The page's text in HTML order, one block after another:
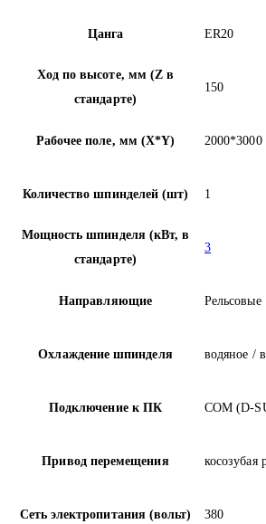
Цанга ER20
Ход по высоте, мм (Z в
стандарте)
150
Рабочее поле, мм (X*Y) 2000*3000
Количество шпинделей (шт) 1
Мощность шпинделя (кВт, в
стандарте)
3
Направляющие Рельсовые
Охлаждение шпинделя водяное /
Подключение к ПК COM (D-
Привод перемещения косозубая
Сеть электропитания (вольт) 380